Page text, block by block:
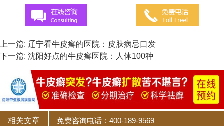
上一篇: 辽宁看牛皮癣的医院：皮肤病忌口发
下一篇: 沈阳好点的牛皮癣医院：人体100种
相关文章 免费咨询电话：400-189-9569